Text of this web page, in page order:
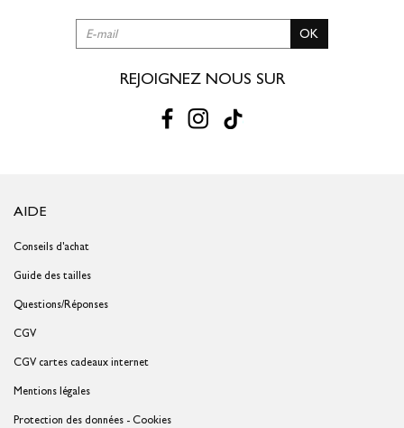
OK
REJOIGNEZ NOUS SUR
AIDE
Conseils d'achat
Guide des tailles
Questions/Réponses
CGV
CGV cartes cadeaux internet
Mentions légales
Protection des données - Cookies